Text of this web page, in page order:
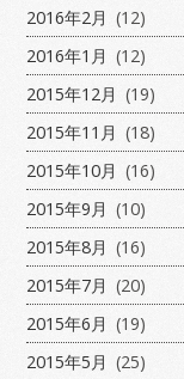
2016年2月 (12)
2016年1月 (12)
2015年12月 (19)
2015年11月 (18)
2015年10月 (16)
2015年9月 (10)
2015年8月 (16)
2015年7月 (20)
2015年6月 (19)
2015年5月 (25)